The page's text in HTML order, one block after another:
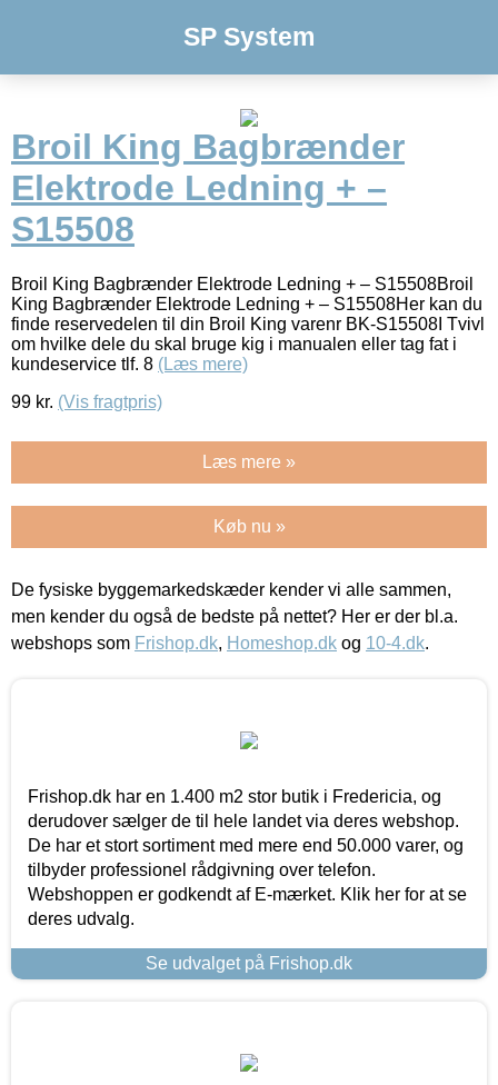
SP System
Broil King Bagbrænder
Elektrode Ledning + –
S15508
Broil King Bagbrænder Elektrode Ledning + – S15508Broil
King Bagbrænder Elektrode Ledning + – S15508Her kan du
finde reservedelen til din Broil King varenr BK-S15508I Tvivl
om hvilke dele du skal bruge kig i manualen eller tag fat i
kundeservice tlf. 8 (Læs mere)
99 kr. (Vis fragtpris)
Læs mere »
Køb nu »
De fysiske byggemarkedskæder kender vi alle sammen,
men kender du også de bedste på nettet? Her er der bl.a.
webshops som Frishop.dk, Homeshop.dk og 10-4.dk.
Frishop.dk har en 1.400 m2 stor butik i Fredericia, og
derudover sælger de til hele landet via deres webshop.
De har et stort sortiment med mere end 50.000 varer, og
tilbyder professionel rådgivning over telefon.
Webshoppen er godkendt af E-mærket. Klik her for at se
deres udvalg.
Se udvalget på Frishop.dk